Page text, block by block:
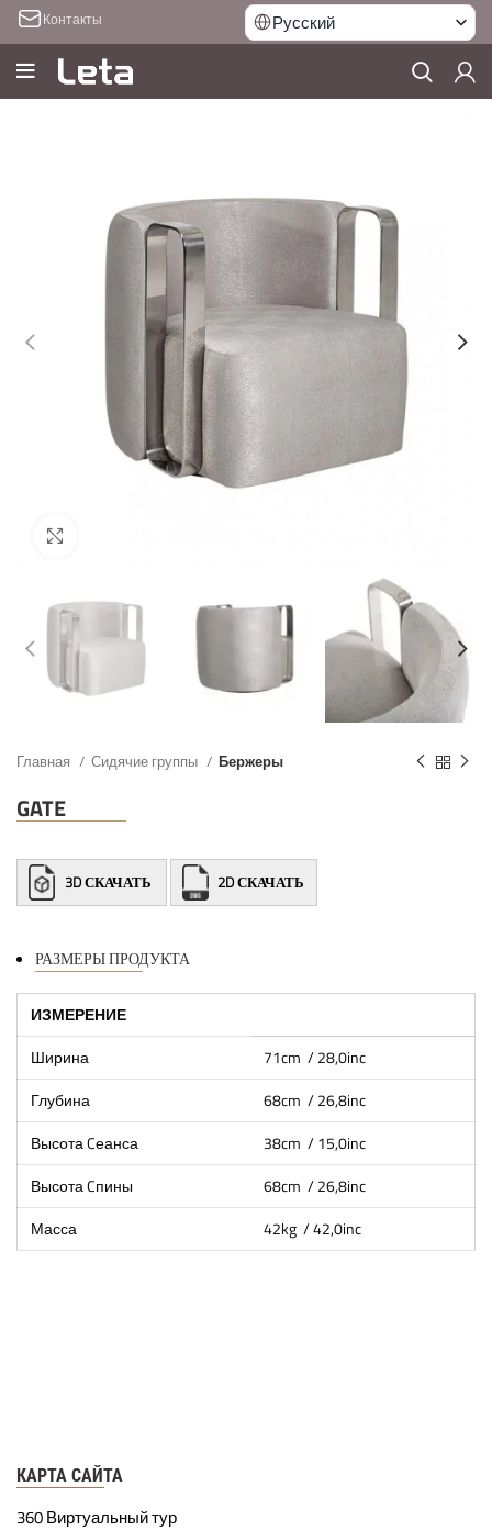
Контакты Русский
Главная Сидячие группы Бержеры
GATE
3D СКАЧАТЬ 2D СКАЧАТЬ
РАЗМЕРЫ ПРОДУКТА
ИЗМЕРЕНИЕ
Ширина
71cm / 28,0inc
Глубина
68cm / 26,8inc
Высота Cеанса
38cm / 15,0inc
Высота Cпины
68cm / 26,8inc
Масса
42kg / 42,0inc
КАРТА САЙТА
360 Виртуальный тур